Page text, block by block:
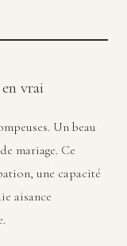
vrai
Un beau
mariage. Ce
une capacité
aisance